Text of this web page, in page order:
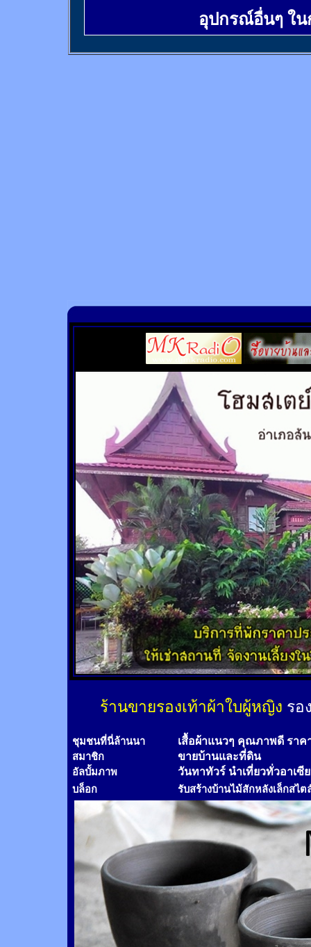
อุปกรณ์อื่นๆ ใ
ร้านขายรองเท้าผ้าใบผู้หญิง รอ
ชุมชนที่นี่ล้านนา เสื้อผ้าแนวๆ คุณภาพดี ราค
สมาชิก ขายบ้านและที่ดิน
อัลบั้มภาพ วันทาทัวร์ นำเที่ยวทั่วอาเซี
บล็อก รับสร้างบ้านไม้สักหลังเล็กสไต